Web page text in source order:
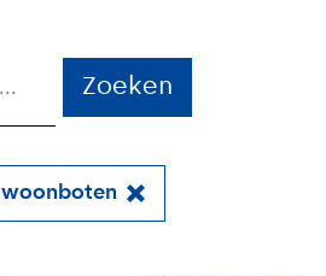
Zoeken
woonboten